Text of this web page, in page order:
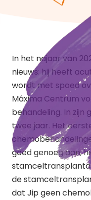
In het najaar van
nieuws: hij heeft
wordt met spoed
Máxima Centrum
behandeling. In zijn
twee jaar. Het
goed genoeg aan,
de
dat Jip geen